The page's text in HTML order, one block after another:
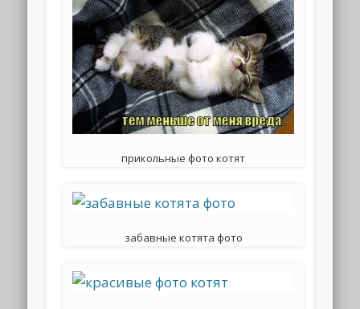
прикольные фото котят
забавные котята фото